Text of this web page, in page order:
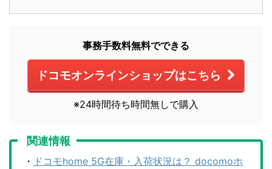
事務手数料無料でできる
ドコモオンラインショップはこちら
※24時間待ち時間無しで購入
関連情報
・ ドコモhome 5G在庫・入荷状況は？ docomoホ